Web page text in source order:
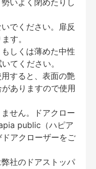
いよく閉めたりし
でください。扉反
す。
しくは薄めた中性
てください。
すると、表面の艶
ありますので使用
せん。ドアクロー
public（ハピア
アクローザーをご
社のドアストッパ